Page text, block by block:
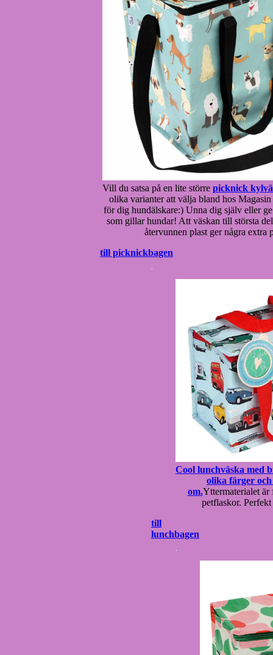
Vill du satsa på en lite större picknick
olika varianter att välja bland hos Magasin
för dig hundälskare:) Unna dig själv eller
som gillar hundar! Att väskan till största
återvunnen plast ger några extra
till picknickbagen
Cool lunchväska med
olika färger
om.Yttermaterialet är
petflaskor.
till
lunchbagen